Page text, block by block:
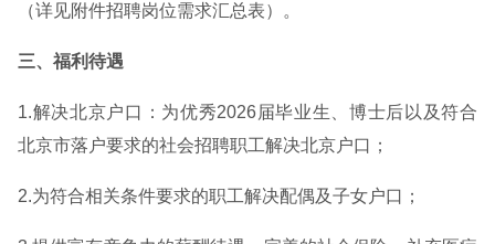
（详见附件招聘岗位需求汇总表）。
三、福利待遇
1.解决北京户口：为优秀2026届毕业生、博士后以及符合
北京市落户要求的社会招聘职工解决北京户口；
2.为符合相关条件要求的职工解决配偶及子女户口；